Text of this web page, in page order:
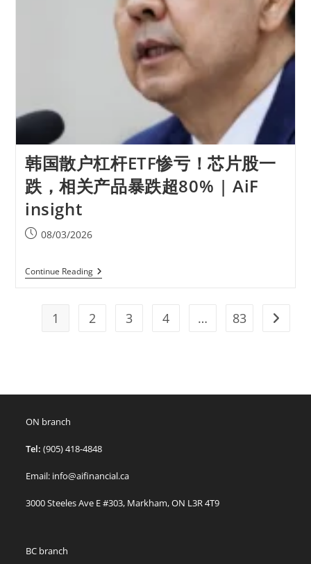
韩国散户杠杆ETF惨亏！芯片股一
跌，相关产品暴跌超80% | AiF
insight
08/03/2026
Continue Reading
1 2 3 4 … 83
ON branch
Tel:(905) 418-4848
Email: info@aifinancial.ca
3000 Steeles Ave E #303, Markham, ON L3R 4T9
BC branch